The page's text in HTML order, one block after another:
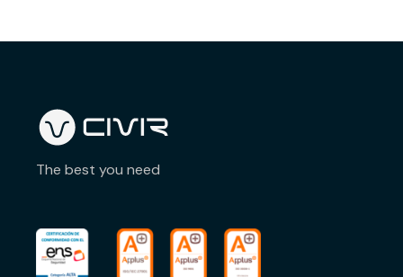
The best you need